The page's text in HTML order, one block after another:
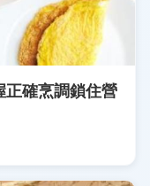
正確烹調鎖住營